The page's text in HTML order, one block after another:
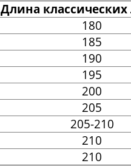
Длина
180
185
190
195
200
205
205-210
210
210